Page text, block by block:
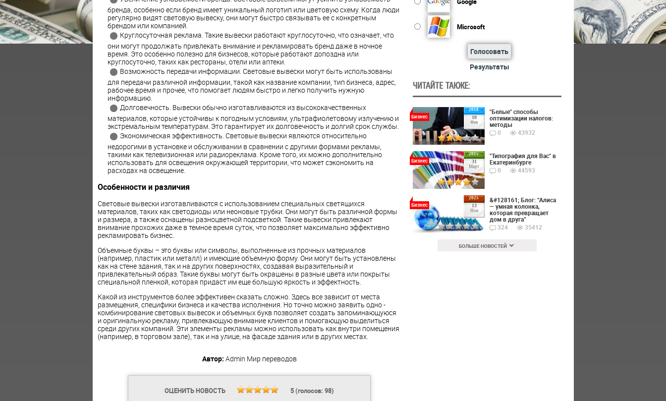
бренда, особенно если бренд имеет уникальный логотип или цветовую схему. Когда люди
регулярно видят световую вывеску, они могут быстро связывать ее с конкретным
брендом или компанией.
Круглосуточная реклама. Такие вывески работают круглосуточно, что означает, что
они могут продолжать привлекать внимание и рекламировать бренд даже в ночное
время. Это особенно полезно для бизнесов, которые работают допоздна или
круглосуточно, таких как рестораны, отели или аптеки.
Возможность передачи информации. Световые вывески могут быть использованы
для передачи различной информации, такой как название компании, тип бизнеса, адрес,
рабочее время и прочее, что помогает людям быстро и легко получить нужную
информацию.
Долговечность. Вывески обычно изготавливаются из высококачественных
материалов, которые устойчивы к погодным условиям, ультрафиолетовому излучению и
экстремальным температурам. Это гарантирует их долговечность и долгий срок службы.
Экономическая эффективность. Световые вывески являются относительно
недорогими в установке и обслуживании в сравнении с другими формами рекламы,
такими как телевизионная или радиореклама. Кроме того, их можно дополнительно
использовать для освещения окружающей территории, что может сэкономить на
расходах на освещение.
Особенности и различия
Световые вывески изготавливаются с использованием специальных светящихся
материалов, таких как светодиоды или неоновые трубки. Они могут быть различной формы
и размера, а также оснащены разноцветной подсветкой. Такие вывески привлекают
внимание прохожих даже в темное время суток, что позволяет максимально эффективно
рекламировать бизнес.
Объемные буквы – это буквы или символы, выполненные из прочных материалов
(например, пластик или металл) и имеющие объемную форму. Они могут быть установлены
как на стене здания, так и на других поверхностях, создавая выразительный и
привлекательный образ. Такие буквы могут быть окрашены в разные цвета или покрыты
специальной пленкой, которая придаст им еще большую яркость и эффектность.
Какой из инструментов более эффективен сказать сложно. Здесь все зависит от места
размещения, специфики бизнеса и качества исполнения. Но точно можно заявить одно -
комбинирование световых вывесок и объемных букв позволяет создать запоминающуюся
и оригинальную рекламу, привлекающую внимание клиентов и помогающую выделиться
среди других компаний. Эти элементы рекламы можно использовать как внутри помещения
(например, в торговом зале), так и на улице, на фасаде здания или в других местах.
Автор: Admin Мир переводов
ОЦЕНИТЬ НОВОСТЬ 5(голосов: 98)
Microsoft
Голосовать
Результаты
ЧИТАЙТЕ ТАКЖЕ:
2018
10
Фев
Бизнес
"Белые" способы
оптимизации налогов:
методы
0
43932
2015
31
Март
Бизнес
"Типография для Вас" в
Екатеринбурге
0
44593
2025
13
Ноя
Бизнес
&#128161; Блог: “Алиса
— умная колонка,
которая превращает
дом в друга”
324
35412
БОЛЬШЕ НОВОСТЕЙ